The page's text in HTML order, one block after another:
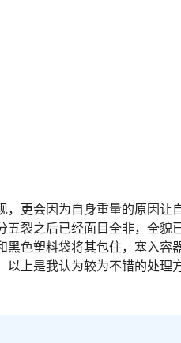
更会因为自身重量的原因让
裂之后已经面目全非，全貌
色塑料袋将其包住，塞入容
上是我认为较为不错的处理